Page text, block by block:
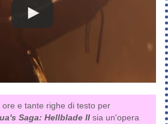
e tante righe di testo per
Saga: Hellblade II sia un'opera